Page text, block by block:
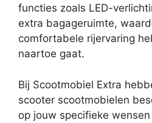
functies zoals LED-
extra bagageruimte,
comfortabele rijervaring
naartoe gaat.
Bij Scootmobiel Extra
scooter scootmobielen
op jouw specifieke